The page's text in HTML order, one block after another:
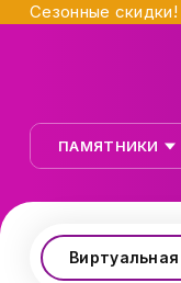
Сезонные
ПАМЯТНИКИ